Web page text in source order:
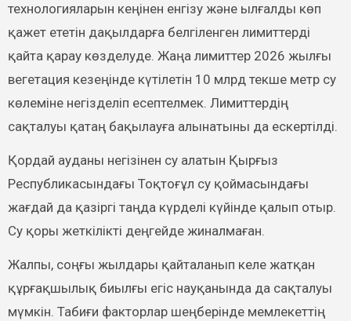
технологияларын кеңінен енгізу және ылғалды көп
қажет ететін дақылдарға белгіленген лимиттерді
қайта қарау көзделуде. Жаңа лимиттер 2026 жылғы
вегетация кезеңінде күтілетін 10 млрд текше метр су
көлеміне негізделіп есептелмек. Лимиттердің
сақталуы қатаң бақылауға алынатыны да ескертілді.
Қордай ауданы негізінен су алатын Қырғыз
Республикасындағы Тоқтоғұл су қоймасындағы
жағдай да қазіргі таңда күрделі күйінде қалып отыр.
Су қоры жеткілікті деңгейде жиналмаған.
Жалпы, соңғы жылдары қайталанып келе жатқан
құрғақшылық биылғы егіс науқанында да сақталуы
мүмкін. Табиғи факторлар шеңберінде мемлекеттің